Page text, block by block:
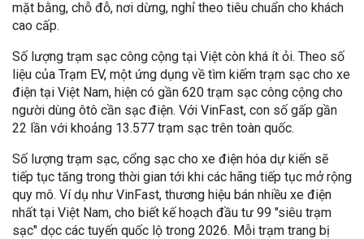
mặt bằng, chỗ đỗ, nơi dừng, nghỉ theo tiêu chuẩn cho khách
cao cấp.
Số lượng trạm sạc công cộng tại Việt còn khá ít ỏi. Theo số
liệu của Trạm EV, một ứng dụng về tìm kiếm trạm sạc cho xe
điện tại Việt Nam, hiện có gần 620 trạm sạc công cộng cho
người dùng ôtô cần sạc điện. Với VinFast, con số gấp gần
22 lần với khoảng 13.577 trạm sạc trên toàn quốc.
Số lượng trạm sạc, cổng sạc cho xe điện hóa dự kiến sẽ
tiếp tục tăng trong thời gian tới khi các hãng tiếp tục mở rộng
quy mô. Ví dụ như VinFast, thương hiệu bán nhiều xe điện
nhất tại Việt Nam, cho biết kế hoạch đầu tư 99 "siêu trạm
sạc" dọc các tuyến quốc lộ trong 2026. Mỗi trạm trang bị